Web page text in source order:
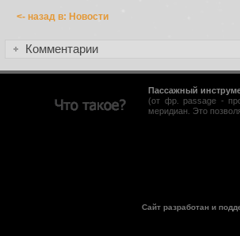
<- назад в: Новости
Комментарии
Пассажный
(от фр. passage -
меридиан. Это
Сайт разработан и